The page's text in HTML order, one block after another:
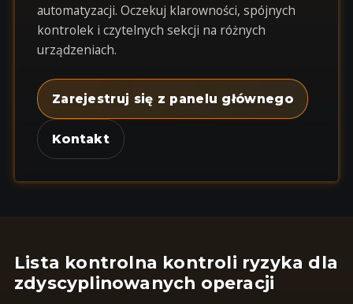
automatyzacji. Oczekuj klarowności, spójnych
kontrolek i czytelnych sekcji na różnych
urządzeniach.
Zarejestruj się z panelu głównego
Kontakt
Lista kontrolna kontroli ryzyka dla
zdyscyplinowanych operacji